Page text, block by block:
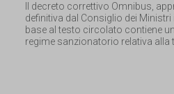
Il decreto correttivo Omnibus,
definitiva dal Consiglio dei Ministri
base al testo circolato contiene
regime sanzionatorio relativa alla